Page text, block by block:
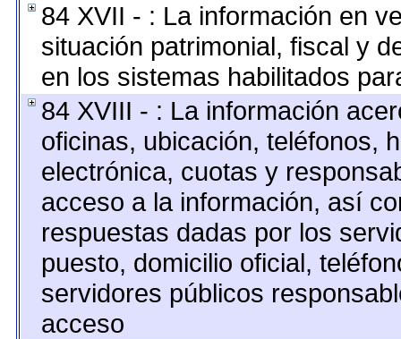
84 XVII - : La información en
situación patrimonial, fiscal y
en los sistemas habilitados
84 XVIII - : La información
oficinas, ubicación, teléfonos,
electrónica, cuotas y
acceso a la información, así
respuestas dadas por los
puesto, domicilio oficial,
servidores públicos
acceso